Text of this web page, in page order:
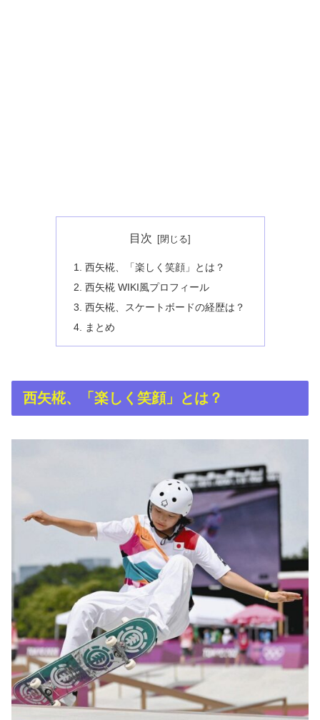
目次
西矢椛、「楽しく笑顔」とは？
西矢椛 WIKI風プロフィール
西矢椛、スケートボードの経歴は？
まとめ
西矢椛、「楽しく笑顔」とは？